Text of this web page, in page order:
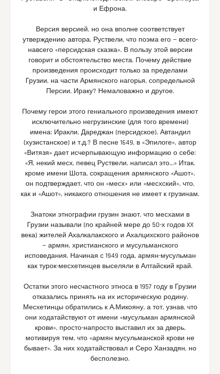
и Ефрона.
Версия версией, но она вполне соответствует
утверждению автора, Руствели, что поэма его — всего-
навсего «персидская сказка». В пользу этой версии
говорит и обстоятельство места. Почему действие
произведения происходит только за пределами
Грузии, на части Армянского нагорья, сопредельной
Персии, Ираку? Немаловажно и другое.
Почему герои этого гениального произведения имеют
исключительно негрузинские (для того времени)
имена: Иракли, Дареджан (персидское), Автандил
(хузистанское) и т.д.? В песне 1649, в «Эпилоге», автор
«Витязя» дает исчерпывающую информацию о себе:
«Я, некий месх, певец Руствели, написал это…» Итак,
кроме имени Шота, сокращения армянского «Ашот»,
он подтверждает, что он «месх» или «месхский», что,
как и «Ашот», никакого отношения не имеет к грузинам.
Знатоки этнографии грузин знают, что месхами в
Грузии называли (по крайней мере до 50-х годов XX
века) жителей Ахалкалакского и Ахалцихского районов
— армян, христианского и мусульманского
исповедания. Начиная с 1949 года, армян-мусульман
как турок-месхетинцев выселяли в Алтайский край.
Остатки этого несчастного этноса в 1957 году в Грузии
отказались принять на их историческую родину.
Месхетинцы обратились к А.Микояну, а тот, узнав, что
они ходатайствуют от имени «мусульман армянской
крови», просто-напросто выставил их за дверь,
мотивируя тем, что «армян мусульманской крови не
бывает». За них ходатайствовал и Серо Ханзадян, но
бесполезно.